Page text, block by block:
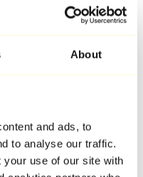
About
and ads, to
to analyse our traffic.
your use of our site with